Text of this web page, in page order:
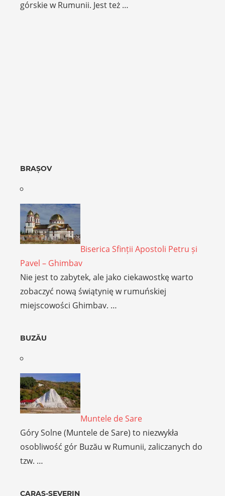
górskie w Rumunii. Jest też …
BRAȘOV
Biserica Sfinții Apostoli Petru și
Pavel – Ghimbav
Nie jest to zabytek, ale jako ciekawostkę warto
zobaczyć nową świątynię w rumuńskiej
miejscowości Ghimbav. …
BUZĂU
Muntele de Sare
Góry Solne (Muntele de Sare) to niezwykła
osobliwość gór Buzău w Rumunii, zaliczanych do
tzw. …
CARAȘ-SEVERIN